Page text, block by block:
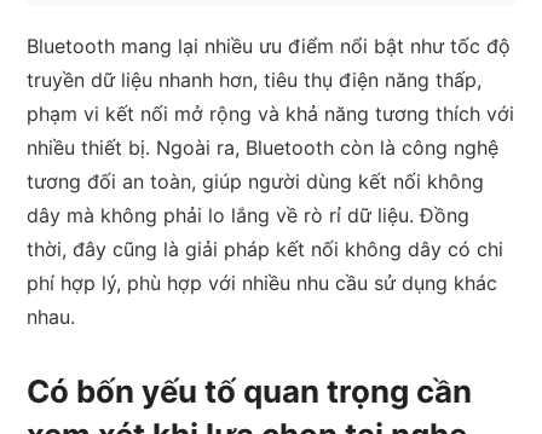
Bluetooth mang lại nhiều ưu điểm nổi bật như tốc độ
truyền dữ liệu nhanh hơn, tiêu thụ điện năng thấp,
phạm vi kết nối mở rộng và khả năng tương thích với
nhiều thiết bị. Ngoài ra, Bluetooth còn là công nghệ
tương đối an toàn, giúp người dùng kết nối không
dây mà không phải lo lắng về rò rỉ dữ liệu. Đồng
thời, đây cũng là giải pháp kết nối không dây có chi
phí hợp lý, phù hợp với nhiều nhu cầu sử dụng khác
nhau.
Có bốn yếu tố quan trọng cần